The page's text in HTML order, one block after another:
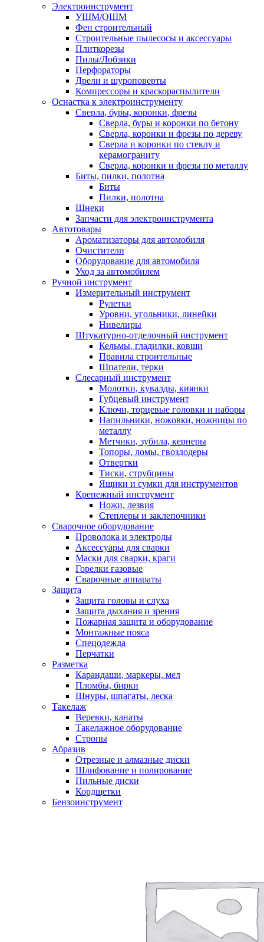
Электроинструмент
УШМ/ОШМ
Фен строительный
Строительные пылесосы и аксессуары
Плиткорезы
Пилы/Лобзики
Перфораторы
Дрели и шуроповерты
Компрессоры и краскораспылители
Оснастка к электроинструменту
Сверла, буры, коронки, фрезы
Сверла, буры и коронки по бетону
Сверла, коронки и фрезы по дереву
Сверла и коронки по стеклу и
керамограниту
Сверла, коронки и фрезы по металлу
Биты, пилки, полотна
Биты
Пилки, полотна
Шнеки
Запчасти для электроинструмента
Автотовары
Ароматизаторы для автомобиля
Очистители
Оборудование для автомобиля
Уход за автомобилем
Ручной инструмент
Измерительный инструмент
Рулетки
Уровни, угольники, линейки
Нивелиры
Штукатурно-отделочный инструмент
Кельмы, гладилки, ковши
Правила строительные
Шпатели, терки
Слесарный инструмент
Молотки, кувалды, киянки
Губцевый инструмент
Ключи, торцевые головки и наборы
Напильники, ножовки, ножницы по
металлу
Метчики, зубила, кернеры
Топоры, ломы, гвоздодеры
Отвертки
Тиски, струбцины
Ящики и сумки для инструментов
Крепежный инструмент
Ножи, лезвия
Степлеры и заклепочники
Сварочное оборудование
Проволока и электроды
Аксессуары для сварки
Маски для сварки, краги
Горелки газовые
Сварочные аппараты
Защита
Защита головы и слуха
Защита дыхания и зрения
Пожарная защита и оборудование
Монтажные пояса
Спецодежда
Перчатки
Разметка
Карандаши, маркеры, мел
Пломбы, бирки
Шнуры, шпагаты, леска
Такелаж
Веревки, канаты
Такелажное оборудование
Стропы
Абразив
Отрезные и алмазные диски
Шлифование и полирование
Пильные диски
Кордщетки
Бензоинструмент